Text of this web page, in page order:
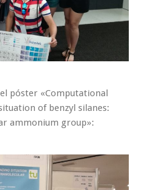
póster «Computational
of benzyl silanes:
ammonium group»: